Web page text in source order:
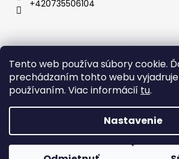
Tento web používa súbory cookie.
prechádzaním tohto webu
používaním. Viac informácií tu.
Nastavenie
+420735506104
Obchodné podmienky
Podmienky ochrany osobných
Kontakty
Copyright 2026STONESTORE. Všetky